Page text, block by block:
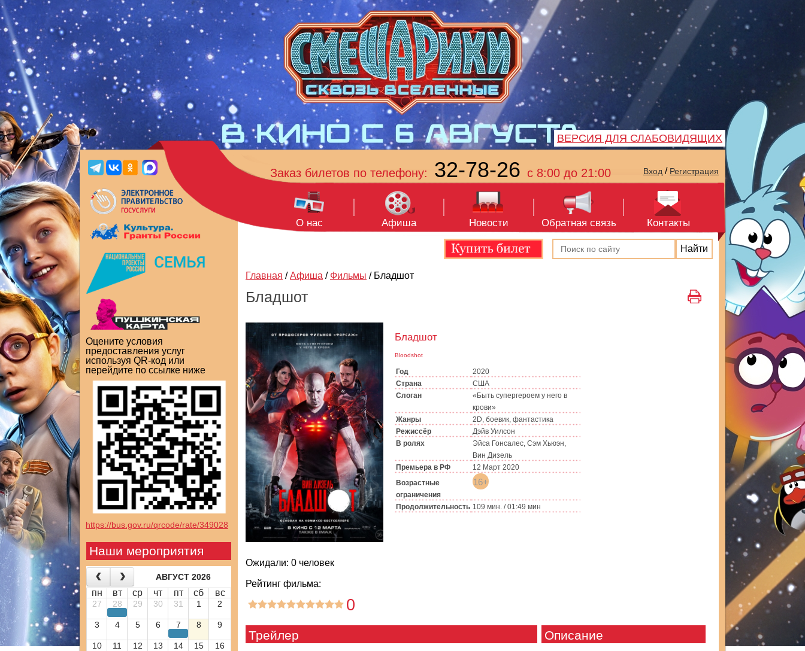
ВЕРСИЯ ДЛЯ СЛАБОВИДЯЩИХ
Оцените условия
предоставления услуг
используя QR-код или
перейдите по ссылке ниже
https://bus.gov.ru/qrcode/rate/349028
Наши мероприятия
АВГУСТ 2026
пн вт ср чт пт сб вс
27 28 29 30 31 1 2
3 4 5 6 7 8 9
10 11 12 13 14 15
16
Заказ билетов по телефону: 32-78-26 с 8:00 до 21:00 Вход / Регистрация
О нас Афиша Новости Обратная связь Контакты
Главная / Афиша / Фильмы / Бладшот
Бладшот
Бладшот
Bloodshot
Год
2020
Страна
США
Слоган
«Быть супергероем у него в
крови»
Жанры
2D, боевик, фантастика
Режиссёр
Дэйв Уилсон
В ролях
Эйса Гонсалес, Сэм Хьюэн,
Вин Дизель
Премьера в РФ
12 Март 2020
Возрастные
ограничения
16+
Продолжительность 109 мин. / 01:49 мин
Ожидали: 0 человек
Рейтинг фильма:
0
Трейлер Описание